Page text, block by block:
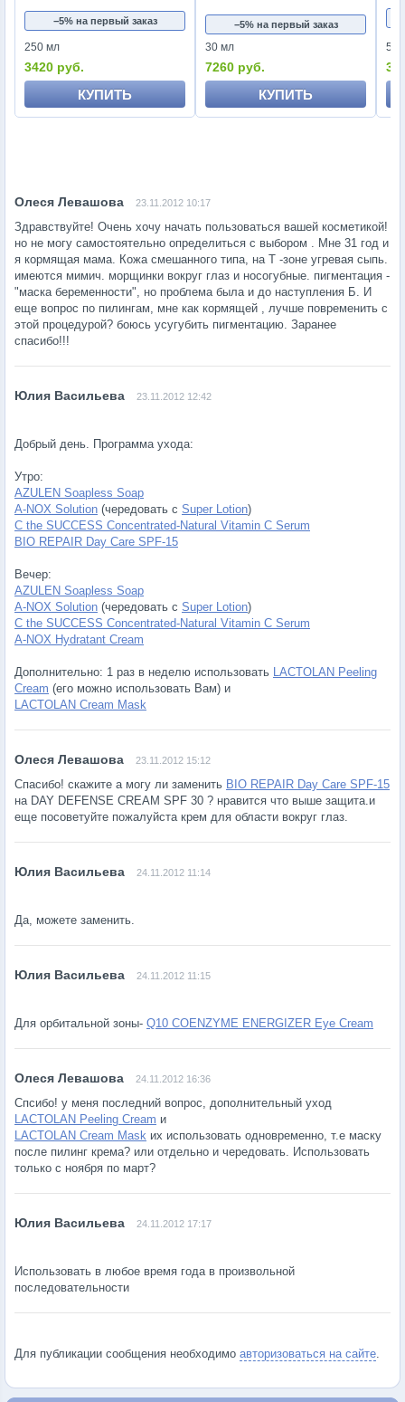
−5% на первый заказ
250 мл
3420 руб.
КУПИТЬ
−5% на первый заказ
30 мл
7260 руб.
КУПИТЬ
50
23.11.2012 10:17
Здравствуйте! Очень хочу начать пользоваться вашей косметикой!
но не могу самостоятельно определиться с выбором . Мне 31 год и
я кормящая мама. Кожа смешанного типа, на T -зоне угревая сыпь.
имеются мимич. морщинки вокруг глаз и носогубные. пигментация -
"маска беременности", но проблема была и до наступления Б. И
еще вопрос по пилингам, мне как кормящей , лучше повременить с
этой процедурой? боюсь усугубить пигментацию. Заранее
спасибо!!!
23.11.2012 12:42
Добрый день. Программа ухода:
Утро:
AZULEN Soapless Soap
A-NOX Solution (чередовать с Super Lotion)
C the SUCCESS Concentrated-Natural Vitamin C Serum
BIO REPAIR Day Care SPF-15
Вечер:
AZULEN Soapless Soap
A-NOX Solution (чередовать с Super Lotion)
C the SUCCESS Concentrated-Natural Vitamin C Serum
A-NOX Hydratant Cream
Дополнительно: 1 раз в неделю использовать LACTOLAN Peeling
Cream (его можно использовать Вам) и
LACTOLAN Cream Mask
23.11.2012 15:12
Спасибо! скажите а могу ли заменить BIO REPAIR Day Care SPF-15
на DAY DEFENSE CREAM SPF 30 ? нравится что выше защита.и
еще посоветуйте пожалуйста крем для области вокруг глаз.
24.11.2012 11:14
Да, можете заменить.
24.11.2012 11:15
Для орбитальной зоны- Q10 COENZYME ENERGIZER Eye Cream
24.11.2012 16:36
Спсибо! у меня последний вопрос, дополнительный уход
LACTOLAN Peeling Cream и
LACTOLAN Cream Mask их использовать одновременно, т.е маску
после пилинг крема? или отдельно и чередовать. Использовать
только с ноября по март?
24.11.2012 17:17
Использовать в любое время года в произвольной
последовательности
Для публикации сообщения необходимо авторизоваться на сайте.